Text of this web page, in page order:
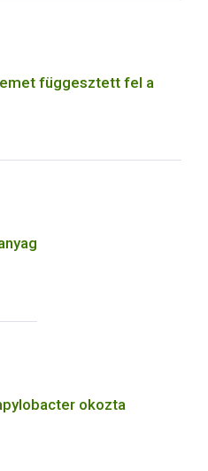
függesztett fel a
okozta